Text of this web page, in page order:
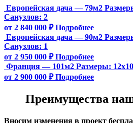
Европейская дача — 79м2
Санузлов: 2
от 2 840 000 ₽ Подробнее
Европейская дача — 90м2
Санузлов: 1
от 2 950 000 ₽ Подробнее
Франция — 101м2 Размеры: 12х10
от 2 900 000 ₽ Подробнее
Преимущества
Вносим изменения в проект